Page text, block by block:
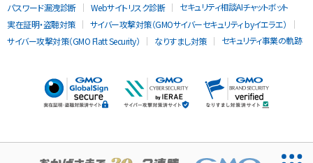
パスワード漏洩診断
Webサイトリスク診断
セキュリティ相談AIチャットボット
実在証明・盗聴対策
サイバー攻撃対策（GMOサイバーセキュリティ byイエラエ）
サイバー攻撃対策（GMO Flatt Security）
なりすまし対策 セキュリティ事業の軌跡